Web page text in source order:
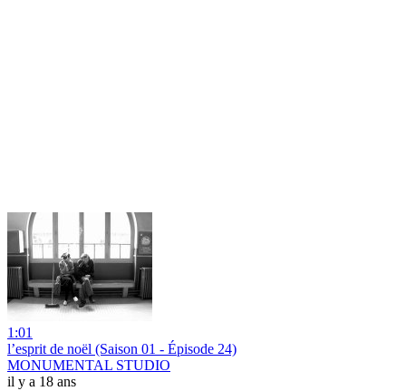
1:01
l’esprit de noël (Saison 01 - Épisode 24)
MONUMENTAL STUDIO
il y a 18 ans